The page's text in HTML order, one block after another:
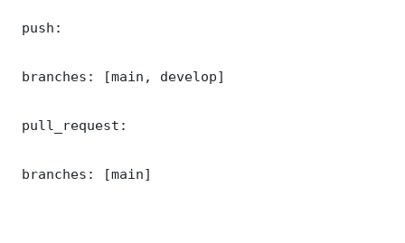
push:
branches: [main, develop]
pull_request:
branches: [main]